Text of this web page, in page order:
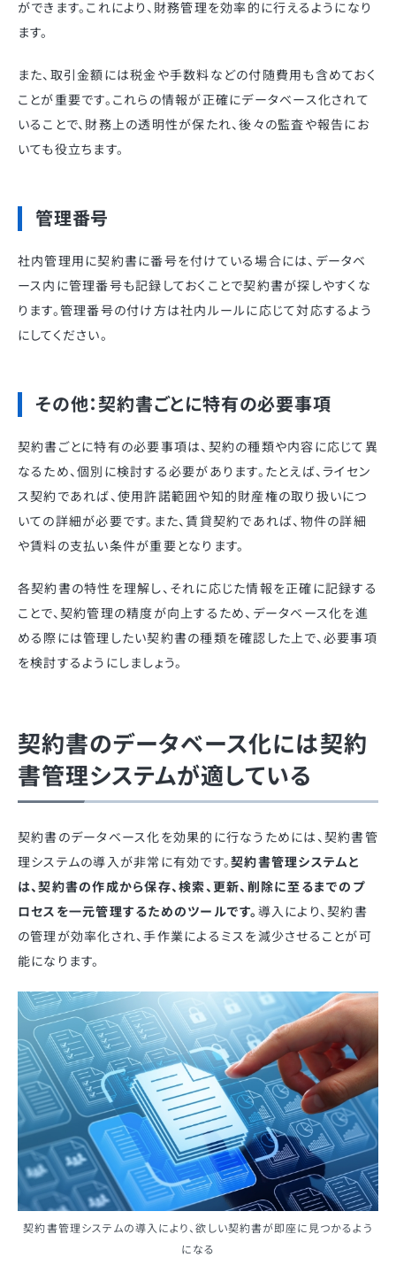
ができます。これにより、財務管理を効率的に行えるようになり
ます。
また、取引金額には税金や手数料などの付随費用も含めておく
ことが重要です。これらの情報が正確にデータベース化されて
いることで、財務上の透明性が保たれ、後々の監査や報告にお
いても役立ちます。
管理番号
社内管理用に契約書に番号を付けている場合には、データベ
ース内に管理番号も記録しておくことで契約書が探しやすくな
ります。管理番号の付け方は社内ルールに応じて対応するよう
にしてください。
その他：契約書ごとに特有の必要事項
契約書ごとに特有の必要事項は、契約の種類や内容に応じて異
なるため、個別に検討する必要があります。たとえば、ライセン
ス契約であれば、使用許諾範囲や知的財産権の取り扱いにつ
いての詳細が必要です。また、賃貸契約であれば、物件の詳細
や賃料の支払い条件が重要となります。
各契約書の特性を理解し、それに応じた情報を正確に記録する
ことで、契約管理の精度が向上するため、データベース化を進
める際には管理したい契約書の種類を確認した上で、必要事項
を検討するようにしましょう。
契約書のデータベース化には契約
書管理システムが適している
契約書のデータベース化を効果的に行なうためには、契約書管
理システムの導入が非常に有効です。契約書管理システムと
は、契約書の作成から保存、検索、更新、削除に至るまでのプ
ロセスを一元管理するためのツールです。 導入により、契約書
の管理が効率化され、手作業によるミスを減少させることが可
能になります。
契約書管理システムの導入により、欲しい契約書が即座に見つかるよう
になる